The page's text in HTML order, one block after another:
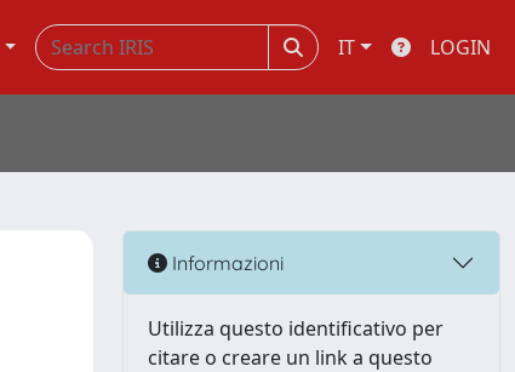
IT LOGIN
Informazioni
Utilizza questo identificativo per
citare o creare un link a questo